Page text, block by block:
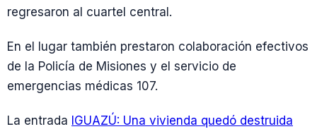
regresaron al cuartel central.
En el lugar también prestaron colaboración efectivos
de la Policía de Misiones y el servicio de
emergencias médicas 107.
La entrada IGUAZÚ: Una vivienda quedó destruida